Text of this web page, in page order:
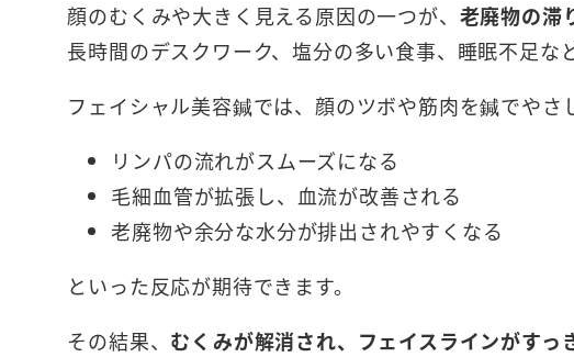
顔のむくみや大きく見える原因の一つが、 老廃物の滞
長時間のデスクワーク、塩分の多い食事、睡眠不足な
フェイシャル美容鍼では、顔のツボや筋肉を鍼でやさ
リンパの流れがスムーズになる
毛細血管が拡張し、血流が改善される
老廃物や余分な水分が排出されやすくなる
といった反応が期待できます。
その結果、 むくみが解消され、フェイスラインがすっ